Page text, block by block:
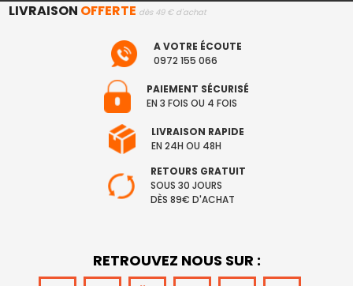
LIVRAISON OFFERTE dès 49 € d'achat
A VOTRE ÉCOUTE
0972 155 066
PAIEMENT SÉCURISÉ
EN 3 FOIS OU 4 FOIS
LIVRAISON RAPIDE
EN 24H OU 48H
RETOURS GRATUIT
SOUS 30 JOURS
DÈS 89€ D'ACHAT
RETROUVEZ NOUS SUR :